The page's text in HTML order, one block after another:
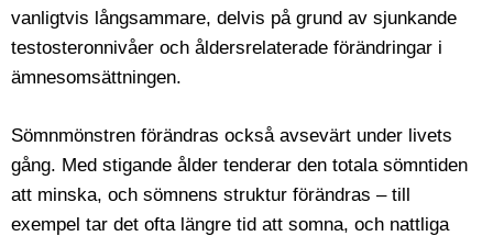
vanligtvis långsammare, delvis på grund av sjunkande
testosteronnivåer och åldersrelaterade förändringar i
ämnesomsättningen.
Sömnmönstren förändras också avsevärt under livets
gång. Med stigande ålder tenderar den totala sömntiden
att minska, och sömnens struktur förändras – till
exempel tar det ofta längre tid att somna, och nattliga